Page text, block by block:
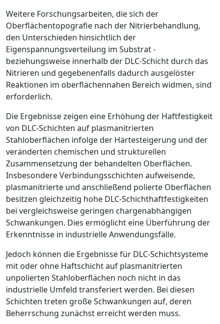
Weitere Forschungsarbeiten, die sich der
Oberflächentopografie nach der Nitrierbehandlung,
den Unterschieden hinsichtlich der
Eigenspannungsverteilung im Substrat ­
beziehungsweise innerhalb der DLC-Schicht durch das
Nitrieren und gegebenenfalls dadurch ausgelöster
Reaktionen im oberflächennahen Bereich widmen, sind
erforderlich.
Die Ergebnisse zeigen eine Erhöhung der Haftfestigkeit
von DLC-Schichten auf plasmanitrierten
Stahloberflächen infolge der Härtesteigerung und der
veränderten chemischen und strukturellen
Zusammensetzung der behandelten Oberflächen.
Insbesondere Verbindungsschichten aufweisende,
plasmanitrierte und anschließend polierte Oberflächen
besitzen gleichzeitig hohe DLC-Schichthaftfestigkeiten
bei vergleichsweise geringen chargenabhängigen
Schwankungen. Dies ermöglicht eine Überführung der
Erkenntnisse in industrielle Anwendungsfälle.
Jedoch können die Ergebnisse für DLC-Schichtsysteme
mit oder ohne Haftschicht auf plasmanitrierten
unpolierten Stahloberflächen noch nicht in das
industrielle Umfeld transferiert werden. Bei diesen
Schichten treten große Schwankungen auf, deren
Beherrschung zunächst erreicht werden muss.